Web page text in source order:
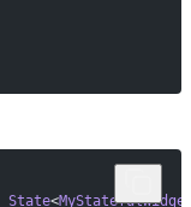
State<